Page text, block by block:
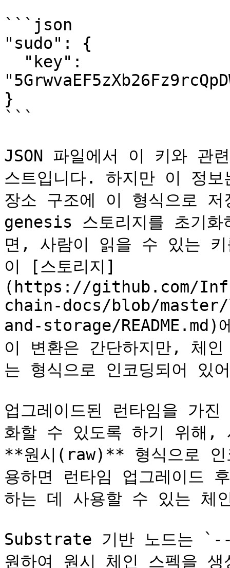
```json
"sudo": {
}
```
JSON 파일에서 이 키와 관
스트입니다. 하지만 이 정
장소 구조에 이 형식으로
genesis 스토리지를 초기
면, 사람이 읽을 수 있는
이 [스토리지]
(https://github.com/
chain-docs/blob/
and-storage/
이 변환은 간단하지만, 체
는 형식으로 인코딩되어 있
업그레이드된 런타임을 가
화할 수 있도록 하기 위해,
**원시(raw)** 형식으로 인
용하면 런타임 업그레이드
하는 데 사용할 수 있는 체
Substrate 기반 노드는
원하여 원시 체인 스펙을